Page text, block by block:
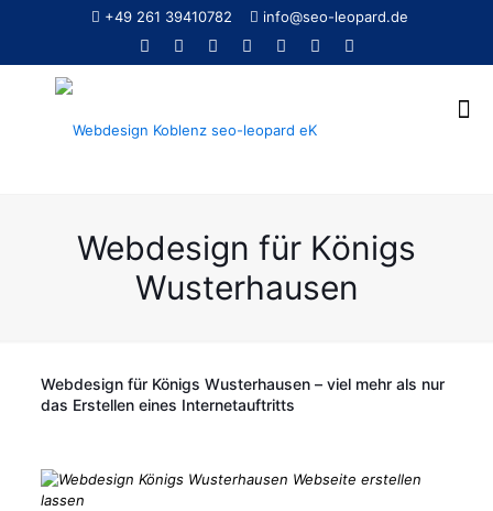
+49 261 39410782 info@seo-leopard.de
Webdesign für Königs
Wusterhausen
Webdesign für Königs Wusterhausen – viel mehr als nur
das Erstellen eines Internetauftritts